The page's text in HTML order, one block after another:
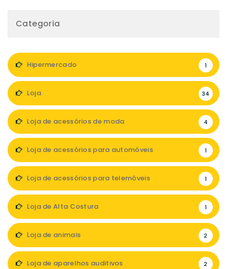
Categoria
Hipermercado 1
Loja 34
Loja de acessórios de moda 4
Loja de acessórios para automóveis 1
Loja de acessórios para telemóveis 1
Loja de Alta Costura 1
Loja de animais 2
Loja de aparelhos auditivos 2